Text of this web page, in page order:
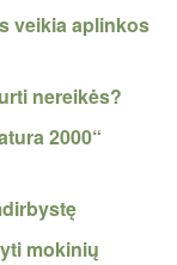
veikia aplinkos
nereikės?
2000“
mokinių